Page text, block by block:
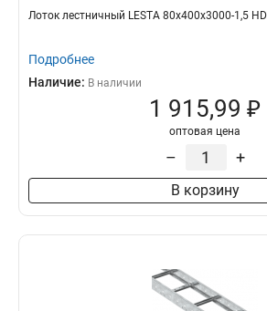
Лоток лестничный LESTA 80х400х3000-1,5
Подробнее
Наличие: В наличии
1 915,99 ₽
оптовая цена
– +
В корзину